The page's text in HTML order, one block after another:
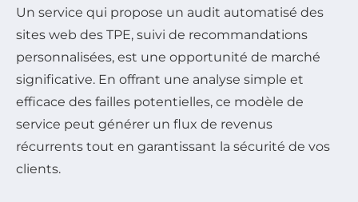
Un service qui propose un audit automatisé des
sites web des TPE, suivi de recommandations
personnalisées, est une opportunité de marché
significative. En offrant une analyse simple et
efficace des failles potentielles, ce modèle de
service peut générer un flux de revenus
récurrents tout en garantissant la sécurité de vos
clients.